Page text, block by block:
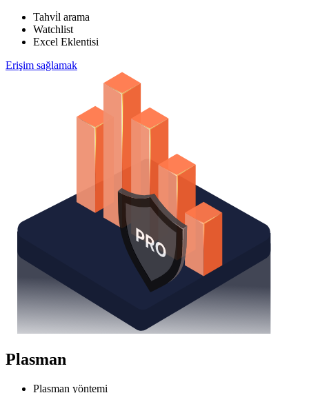
Tahvi̇l arama
Watchlist
Excel Eklentisi
Erişim sağlamak
Plasman
Plasman yöntemi